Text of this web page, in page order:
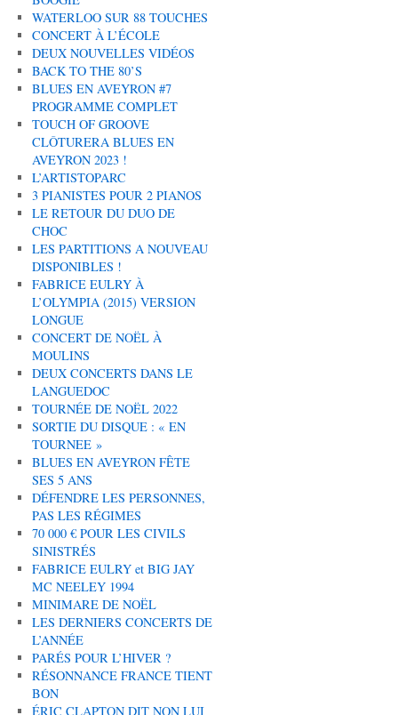
WATERLOO SUR 88 TOUCHES
CONCERT À L’ÉCOLE
DEUX NOUVELLES VIDÉOS
BACK TO THE 80’S
BLUES EN AVEYRON #7
PROGRAMME COMPLET
TOUCH OF GROOVE
CLÔTURERA BLUES EN
AVEYRON 2023 !
L’ARTISTOPARC
3 PIANISTES POUR 2 PIANOS
LE RETOUR DU DUO DE
CHOC
LES PARTITIONS A NOUVEAU
DISPONIBLES !
FABRICE EULRY À
L’OLYMPIA (2015) VERSION
LONGUE
CONCERT DE NOËL À
MOULINS
DEUX CONCERTS DANS LE
LANGUEDOC
TOURNÉE DE NOËL 2022
SORTIE DU DISQUE : « EN
TOURNEE »
BLUES EN AVEYRON FÊTE
SES 5 ANS
DÉFENDRE LES PERSONNES,
PAS LES RÉGIMES
70 000 € POUR LES CIVILS
SINISTRÉS
FABRICE EULRY et BIG JAY
MC NEELEY 1994
MINIMARE DE NOËL
LES DERNIERS CONCERTS DE
L’ANNÉE
PARÉS POUR L’HIVER ?
RÉSONNANCE FRANCE TIENT
BON
ÉRIC CLAPTON DIT NON LUI